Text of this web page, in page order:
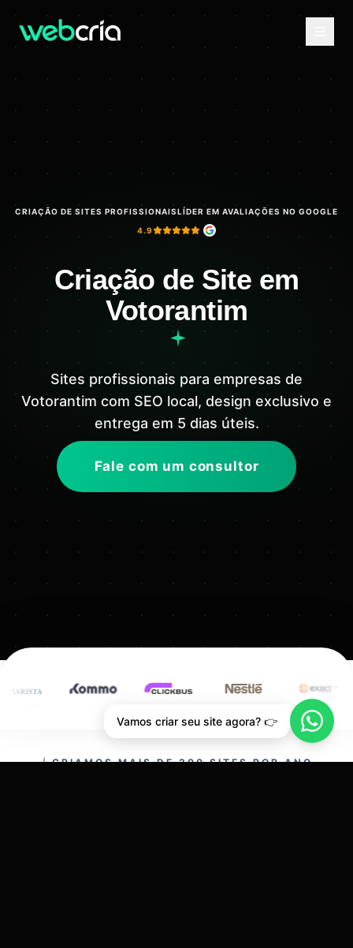
CRIAÇÃO DE SITES PROFISSIONAISLÍDER EM AVALIAÇÕES NO GOOGLE
4.9
Criação de Site em
Votorantim
Sites profissionais para empresas de
Votorantim com SEO local, design exclusivo e
entrega em 5 dias úteis.
Fale com um consultor
CRIAMOS MAIS DE 200 SITES POR ANO.
Vamos criar seu site agora? 👉